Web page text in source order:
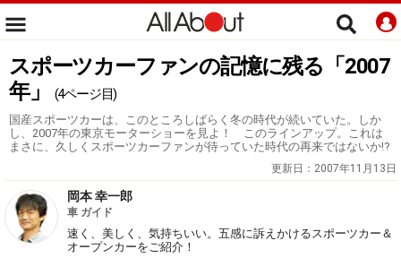
スポーツカーファンの記憶に残る「2007
年」
(4ページ目)
国産スポーツカーは、このところしばらく冬の時代が続いていた。しか
し、2007年の東京モーターショーを見よ！ このラインアップ。これは
まさに、久しくスポーツカーファンが待っていた時代の再来ではないか!?
更新日： 2007年11月13日
岡本 幸一郎
車 ガイド
速く、美しく、気持ちいい。五感に訴えかけるスポーツカー＆
オープンカーをご紹介！